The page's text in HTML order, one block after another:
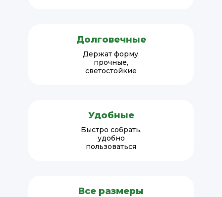
Долговечные
Держат форму,
прочные,
светостойкие
Удобные
Быстро собрать,
удобно
пользоваться
Все размеры